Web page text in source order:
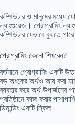
কম্পিউটার ও মানুষের মধ্যে
ল্যাংগুয়েজ। প্রোগ্রামিং
কম্পিউটার যেভাবে বুঝতে পারে
প্রোগ্রামিং কেনো শিখবেন?
বর্তমানে প্রোগ্রামিং একটি
বড় অংকের অর্থও আয় করা
ব্যবহার করে অর্থ উপার্জনের
প্রতিষ্ঠানে কাজ করার
ডিমান্ডিং একটি স্কিল।